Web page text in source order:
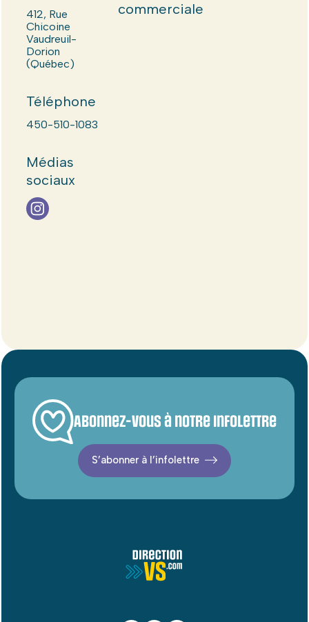
412, Rue
Chicoine
Vaudreuil-
Dorion
(Québec)
Téléphone
450-510-1083
Médias
sociaux
commerciale
Abonnez-vous à notre infolettre
S’abonner à l’infolettre